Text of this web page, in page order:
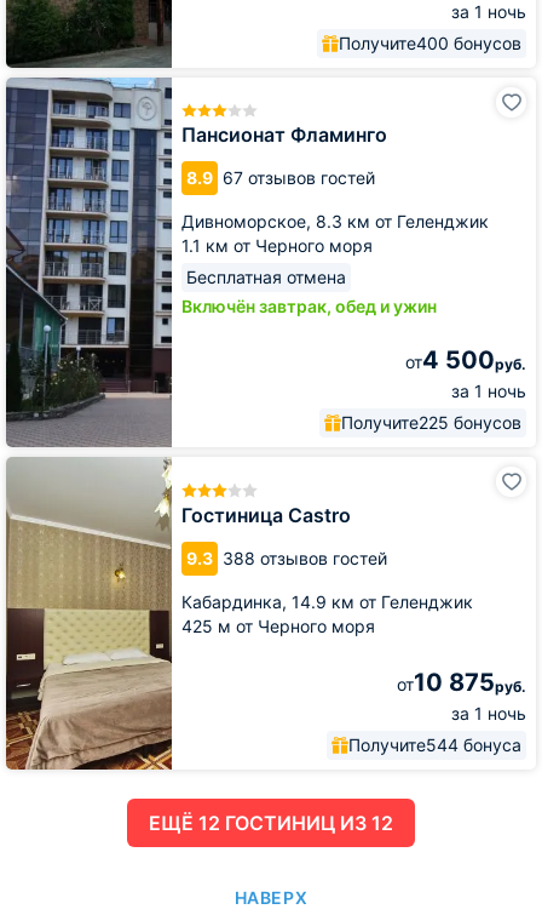
за 1 ночь
Получите400 бонусов
Пансионат Фламинго
8.9 67 отзывов гостей
Дивноморское, 8.3 км от Геленджик
1.1 км от Черного моря
Бесплатная отмена
Включён завтрак, обед и ужин
от4 500руб.
за 1 ночь
Получите225 бонусов
Пансионат
Фламинго
Гостиница Castro
9.3 388 отзывов гостей
Кабардинка, 14.9 км от Геленджик
425 м от Черного моря
от10 875руб.
за 1 ночь
Получите544 бонуса
Гостиница
ЕЩË 12 ГОСТИНИЦ ИЗ 12
НАВЕРХ